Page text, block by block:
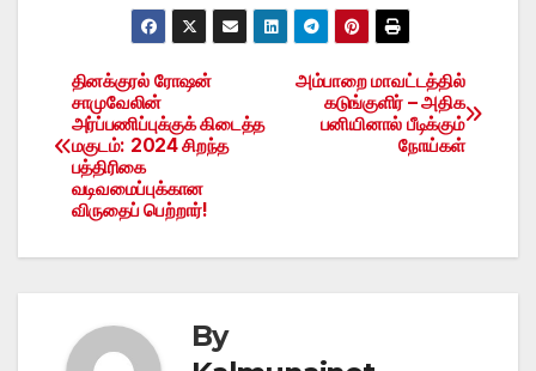
Post
navigation
அம்பாறை மாவட்டத்தில்
கடுங்குளிர் – அதிக
பனியினால் பீடிக்கும்
நோய்கள்
தினக்குரல் ரோஷன்
சாமுவேலின்
அர்ப்பணிப்புக்குக் கிடைத்த
மகுடம்: 2024 சிறந்த
பத்திரிகை
வடிவமைப்புக்கான
விருதைப் பெற்றார்!
By